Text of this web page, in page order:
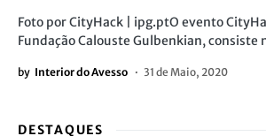
Foto por CityHack | ipg.ptO evento
Fundação Calouste Gulbenkian,
by Interior do Avesso 31 de Maio, 2020
DESTAQUES